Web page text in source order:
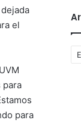
el
para
para